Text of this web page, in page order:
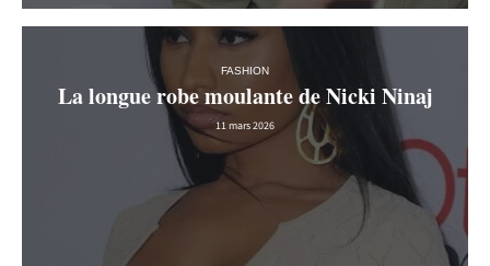
FASHION
La longue robe moulante de Nicki Ninaj
11 mars 2026